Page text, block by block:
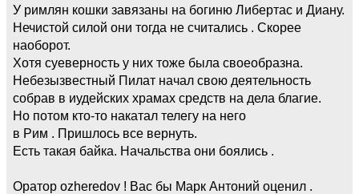
У римлян кошки завязаны на богиню Либертас и Диану.
Нечистой силой они тогда не считались . Скорее
наоборот.
Хотя суеверность у них тоже была своеобразна.
Небезызвестный Пилат начал свою деятельность
собрав в иудейских храмах средств на дела благие.
Но потом кто-то накатал телегу на него
в Рим . Пришлось все вернуть.
Есть такая байка. Начальства они боялись .
Оратор ozheredov ! Вас бы Марк Антоний оценил .